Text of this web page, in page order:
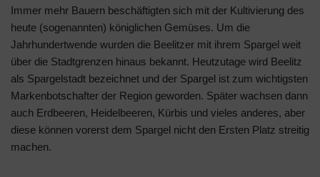
Immer mehr Bauern beschäftigten sich mit der Kultivierung des
heute (sogenannten) königlichen Gemüses. Um die
Jahrhundertwende wurden die Beelitzer mit ihrem Spargel weit
über die Stadtgrenzen hinaus bekannt. Heutzutage wird Beelitz
als Spargelstadt bezeichnet und der Spargel ist zum wichtigsten
Markenbotschafter der Region geworden. Später wachsen dann
auch Erdbeeren, Heidelbeeren, Kürbis und vieles anderes, aber
diese können vorerst dem Spargel nicht den Ersten Platz streitig
machen.